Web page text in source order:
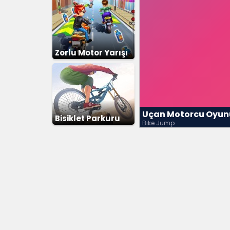
Zorlu Motor Yarışı
Bisiklet Parkuru Uçan Motorcu
Bike Jump